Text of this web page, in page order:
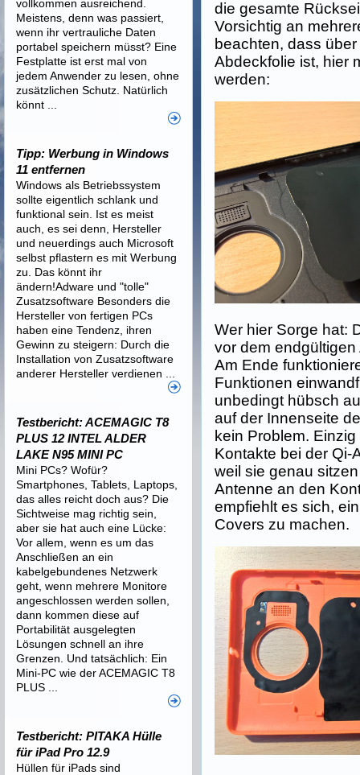
die gesamte
Vorsichtig an
beachten, dass
Abdeckfolie ist, hier
werden:
Wer hier Sorge hat:
vor dem
Am Ende
Funktionen
unbedingt hübsch
auf der Innenseite
kein Problem.
Kontakte bei der Qi-
weil sie genau
Antenne an den
empfiehlt es sich,
Covers zu machen.
vollkommen ausreichend.
Meistens, denn was passiert,
wenn ihr vertrauliche Daten
portabel speichern müsst? Eine
Festplatte ist erst mal von
jedem Anwender zu lesen, ohne
zusätzlichen Schutz. Natürlich
könnt ...
Tipp: Werbung in Windows
11 entfernen
Windows als Betriebssystem
sollte eigentlich schlank und
funktional sein. Ist es meist
auch, es sei denn, Hersteller
und neuerdings auch Microsoft
selbst pflastern es mit Werbung
zu. Das könnt ihr
ändern!Adware und "tolle"
Zusatzsoftware Besonders die
Hersteller von fertigen PCs
haben eine Tendenz, ihren
Gewinn zu steigern: Durch die
Installation von Zusatzsoftware
anderer Hersteller verdienen ...
Testbericht: ACEMAGIC T8
PLUS 12 INTEL ALDER
LAKE N95 MINI PC
Mini PCs? Wofür?
Smartphones, Tablets, Laptops,
das alles reicht doch aus? Die
Sichtweise mag richtig sein,
aber sie hat auch eine Lücke:
Vor allem, wenn es um das
Anschließen an ein
kabelgebundenes Netzwerk
geht, wenn mehrere Monitore
angeschlossen werden sollen,
dann kommen diese auf
Portabilität ausgelegten
Lösungen schnell an ihre
Grenzen. Und tatsächlich: Ein
Mini-PC wie der ACEMAGIC T8
PLUS ...
Testbericht: PITAKA Hülle
für iPad Pro 12.9
Hüllen für iPads sind